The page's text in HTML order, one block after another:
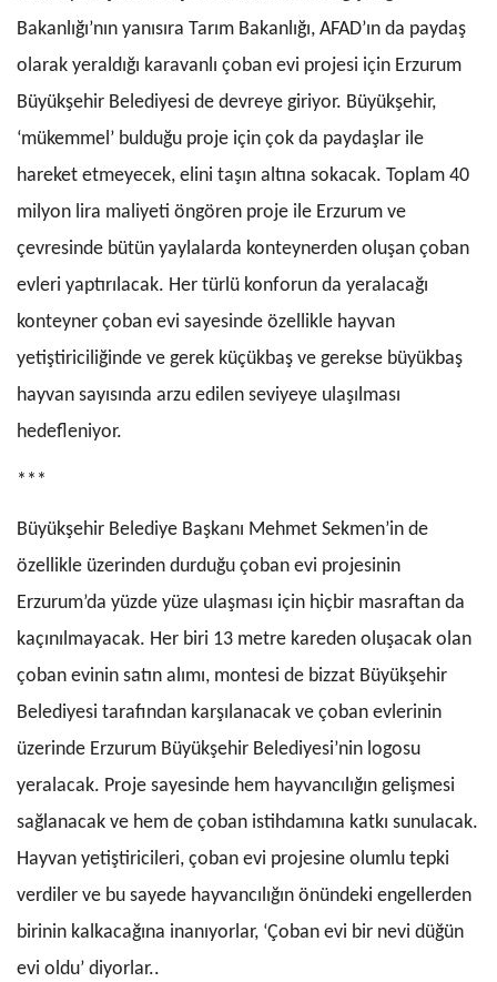
Bakanlığı’nın yanısıra Tarım Bakanlığı, AFAD’ın da paydaş
olarak yeraldığı karavanlı çoban evi projesi için Erzurum
Büyükşehir Belediyesi de devreye giriyor. Büyükşehir,
‘mükemmel’ bulduğu proje için çok da paydaşlar ile
hareket etmeyecek, elini taşın altına sokacak. Toplam 40
milyon lira maliyeti öngören proje ile Erzurum ve
çevresinde bütün yaylalarda konteynerden oluşan çoban
evleri yaptırılacak. Her türlü konforun da yeralacağı
konteyner çoban evi sayesinde özellikle hayvan
yetiştiriciliğinde ve gerek küçükbaş ve gerekse büyükbaş
hayvan sayısında arzu edilen seviyeye ulaşılması
hedefleniyor.
***
Büyükşehir Belediye Başkanı Mehmet Sekmen’in de
özellikle üzerinden durduğu çoban evi projesinin
Erzurum’da yüzde yüze ulaşması için hiçbir masraftan da
kaçınılmayacak. Her biri 13 metre kareden oluşacak olan
çoban evinin satın alımı, montesi de bizzat Büyükşehir
Belediyesi tarafından karşılanacak ve çoban evlerinin
üzerinde Erzurum Büyükşehir Belediyesi’nin logosu
yeralacak. Proje sayesinde hem hayvancılığın gelişmesi
sağlanacak ve hem de çoban istihdamına katkı sunulacak.
Hayvan yetiştiricileri, çoban evi projesine olumlu tepki
verdiler ve bu sayede hayvancılığın önündeki engellerden
birinin kalkacağına inanıyorlar, ‘Çoban evi bir nevi düğün
evi oldu’ diyorlar..